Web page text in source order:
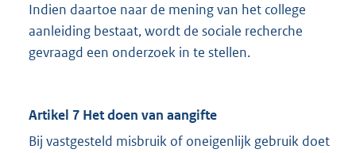
Indien daartoe naar de mening van het college
aanleiding bestaat, wordt de sociale recherche
gevraagd een onderzoek in te stellen.
Artikel 7 Het doen van aangifte
Bij vastgesteld misbruik of oneigenlijk gebruik doet